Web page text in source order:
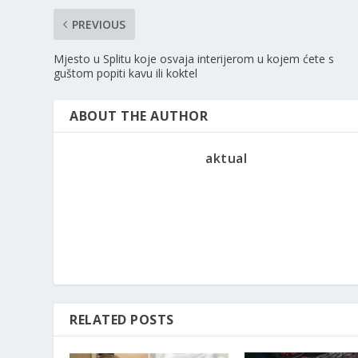
PREVIOUS
Mjesto u Splitu koje osvaja interijerom u kojem ćete s
guštom popiti kavu ili koktel
ABOUT THE AUTHOR
aktual
RELATED POSTS